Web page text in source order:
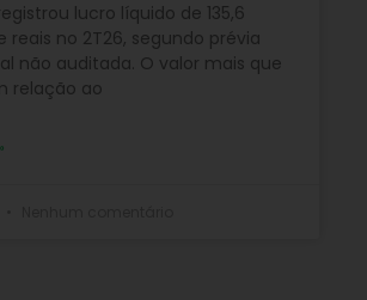
lucro líquido de 135,6
reais no 2T26, segundo prévia
não auditada. O valor mais que
relação ao